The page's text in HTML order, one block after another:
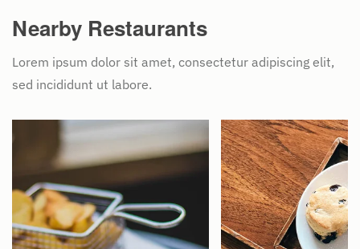
Nearby Restaurants
Lorem ipsum dolor sit amet, consectetur adipiscing elit,
sed incididunt ut labore.